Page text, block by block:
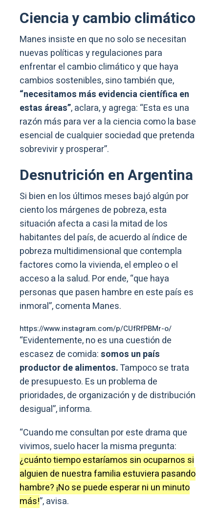
Ciencia y cambio climático
Manes insiste en que no solo se necesitan
nuevas políticas y regulaciones para
enfrentar el cambio climático y que haya
cambios sostenibles, sino también que,
“necesitamos más evidencia científica en
estas áreas”, aclara, y agrega: “Esta es una
razón más para ver a la ciencia como la base
esencial de cualquier sociedad que pretenda
sobrevivir y prosperar”.
Desnutrición en Argentina
Si bien en los últimos meses bajó algún por
ciento los márgenes de pobreza, esta
situación afecta a casi la mitad de los
habitantes del país, de acuerdo al índice de
pobreza multidimensional que contempla
factores como la vivienda, el empleo o el
acceso a la salud. Por ende, “que haya
personas que pasen hambre en este país es
inmoral”, comenta Manes.
https://www.instagram.com/p/CUfRfPBMr-o/
“Evidentemente, no es una cuestión de
escasez de comida:somos un país
productor de alimentos.Tampoco se trata
de presupuesto. Es un problema de
prioridades, de organización y de distribución
desigual”, informa.
“Cuando me consultan por este drama que
vivimos, suelo hacer la misma pregunta:
¿cuánto tiempo estaríamos sin ocuparnos si
alguien de nuestra familia estuviera pasando
hambre? ¡No se puede esperar ni un minuto
más!”, avisa.